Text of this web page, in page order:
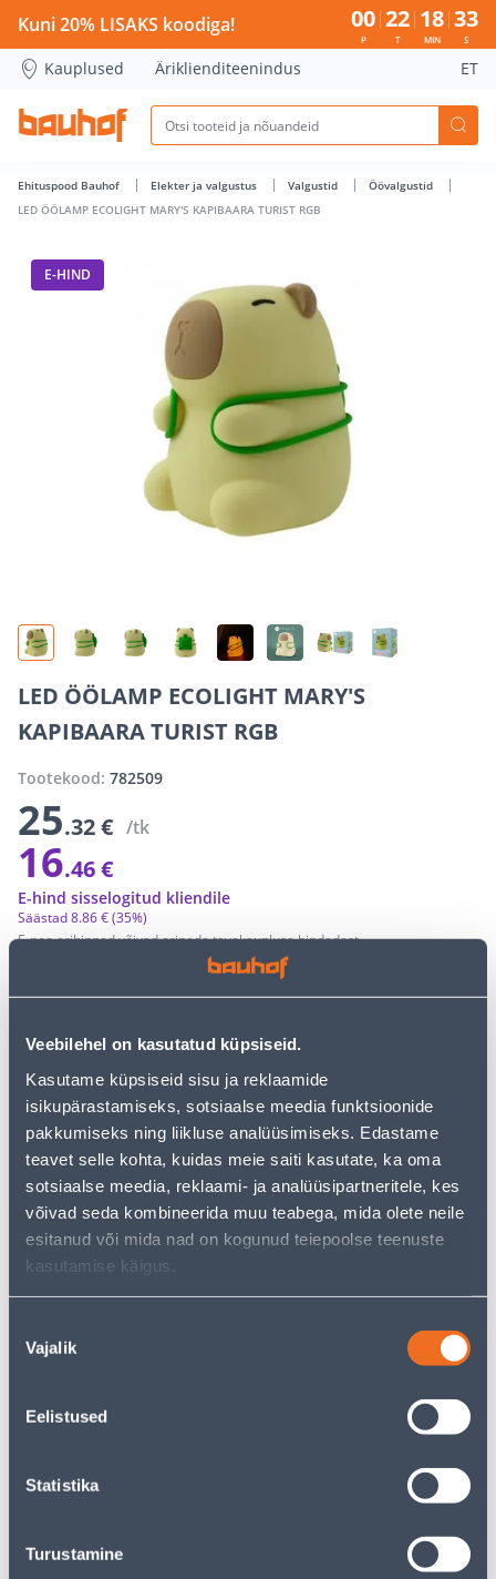
Veebilehel on kasutatud küpsiseid.
Kasutame küpsiseid sisu ja reklaamide
isikupärastamiseks, sotsiaalse meedia funktsioonide
pakkumiseks ning liikluse analüüsimiseks. Edastame
teavet selle kohta, kuidas meie saiti kasutate, ka oma
sotsiaalse meedia, reklaami- ja analüüsipartneritele, kes
võivad seda kombineerida muu teabega, mida olete neile
esitanud või mida nad on kogunud teiepoolse teenuste
kasutamise käigus.
valik
Vajalik
Eelistused
Statistika
Turustamine
LED ÖÖLAMP ECOLIGHT MARY'S KAPIBAARA TURIST RGB -
Kuni 20% LISAKS koodiga! 00
P
22
T
18
MIN
32
S
Kauplused Äriklienditeenindus ET
Ehituspood Bauhof Elekter ja valgustus Valgustid
Öövalgustid
LED ÖÖLAMP ECOLIGHT MARY'S KAPIBAARA TURIST RGB
E-HIND
LED ÖÖLAMP ECOLIGHT MARY'S
KAPIBAARA TURIST RGB
Tootekood: 782509
25.32 € /tk
16.46 €
E-poe erihinnad võivad erineda tavakaupluse hindadest
Säästad8.86 €(35%)
E-hind sisselogitud kliendile
− + LISA OSTUKORVI
Vaata saadavust
• LED öölamp kapibaara turist.
• Valguse temperatuur on 3000 K+RGB.
• Kaitseklass on IP20.
• 14-päevane tagastusõigus.
Poest kätte, alates 06.08.2026